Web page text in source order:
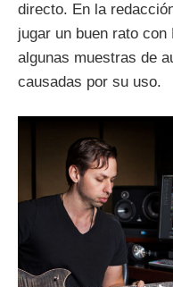
directo. En la
jugar un buen rato
algunas muestras de
causadas por su uso.